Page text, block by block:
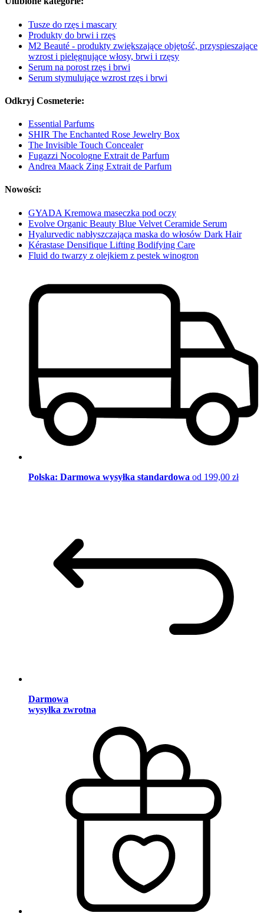
Tusze do rzęs i mascary
Produkty do brwi i rzęs
M2 Beauté - produkty zwiększające objętość, przyspieszające
wzrost i pielęgnujące włosy, brwi i rzęsy
Serum na porost rzęs i brwi
Serum stymulujące wzrost rzęs i brwi
Odkryj Cosmeterie:
Essential Parfums
SHIR The Enchanted Rose Jewelry Box
The Invisible Touch Concealer
Fugazzi Nocologne Extrait de Parfum
Andrea Maack Zing Extrait de Parfum
Nowości:
GYADA Kremowa maseczka pod oczy
Evolve Organic Beauty Blue Velvet Ceramide Serum
Hyalurvedic nabłyszczająca maska do włosów Dark Hair
Kérastase Densifique Lifting Bodifying Care
Fluid do twarzy z olejkiem z pestek winogron
Polska: Darmowa wysyłka standardowa od 199,00 zł
Darmowa
wysyłka zwrotna